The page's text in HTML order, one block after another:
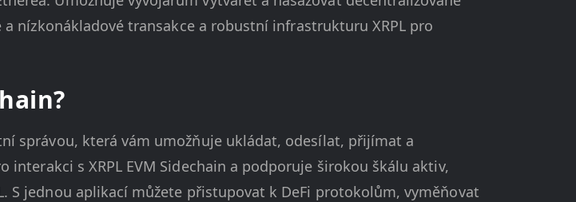
nízkonákladové transakce a robustní infrastrukturu XRPL pro
správou, která vám umožňuje ukládat, odesílat, přijímat a
interakci s XRPL EVM Sidechain a podporuje širokou škálu aktiv,
S jednou aplikací můžete přistupovat k DeFi protokolům, vyměňovat